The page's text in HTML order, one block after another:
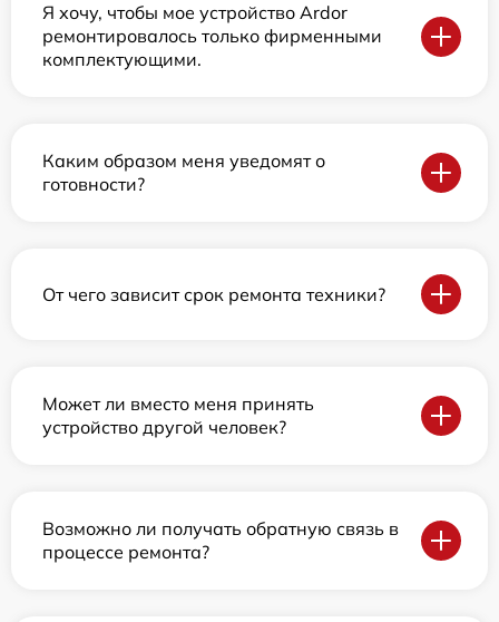
Я хочу, чтобы мое устройство Ardor
ремонтировалось только фирменными
комплектующими.
Каким образом меня уведомят о
готовности?
От чего зависит срок ремонта техники?
Может ли вместо меня принять
устройство другой человек?
Возможно ли получать обратную связь в
процессе ремонта?